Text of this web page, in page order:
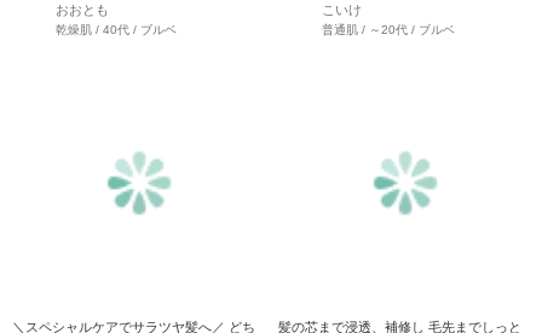
おおとも
乾燥肌 / 40代 / ブルベ
こいけ
普通肌 / ～20代 / ブルベ
＼スペシャルケアでサラツヤ髪へ／ どち
髪の芯まで浸透、補修し 毛先までしっと